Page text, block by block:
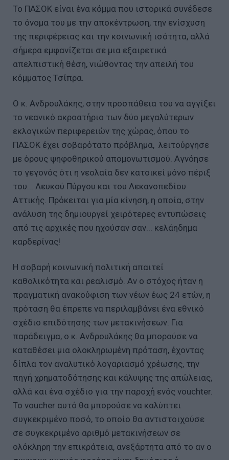
Το ΠΑΣΟΚ είναι ένα κόμμα που ιστορικά συνέδεσε
το όνομα του με την αποκέντρωση, την ενίσχυση
της περιφέρειας και την κοινωνική ισότητα, αλλά
σήμερα εμφανίζεται σε μια εξαιρετικά
απελπιστική θέση, νιώθοντας την απειλή του
κόμματος Τσίπρα.
Ο κ. Ανδρουλάκης, στην προσπάθεια του να αγγίξει
το νεανικό ακροατήριο των δύο μεγαλύτερων
εκλογικών περιφερειών της χώρας, όπου το
ΠΑΣΟΚ έχει σοβαρότατο πρόβλημα, λειτούργησε
με όρους ψηφοθηρικού απομονωτισμού. Αγνόησε
το γεγονός ότι η νεολαία δεν κατοικεί μόνο πέριξ
του... Λευκού Πύργου και του Λεκανοπεδίου
Αττικής. Πρόκειται για μία κίνηση, η οποία, στην
ανάλυση της δημιουργεί χειρότερες εντυπώσεις
από τις αρχικές που ηχούσαν σαν... κελάηδημα
καρδερίνας!
Η σοβαρή κοινωνική πολιτική απαιτεί
καθολικότητα και ρεαλισμό. Αν ο στόχος ήταν η
πραγματική ανακούφιση των νέων έως 24 ετών, η
πρόταση θα έπρεπε να περιλαμβάνει ένα εθνικό
σχέδιο επιδότησης των μετακινήσεων. Για
παράδειγμα, ο κ. Ανδρουλάκης θα μπορούσε να
καταθέσει μια ολοκληρωμένη πρόταση, έχοντας
δίπλα τον αναλυτικό λογαριασμό χρέωσης, την
πηγή χρηματοδότησης και κάλυψης της απώλειας,
αλλά και ένα σχέδιο για την παροχή ενός vouchter.
Το voucher αυτό θα μπορούσε να καλύπτει
συγκεκριμένο ποσό, το οποίο θα αντιστοιχούσε
σε συγκεκριμένο αριθμό μετακινήσεων σε
ολόκληρη την επικράτεια, ανεξάρτητα από το αν ο